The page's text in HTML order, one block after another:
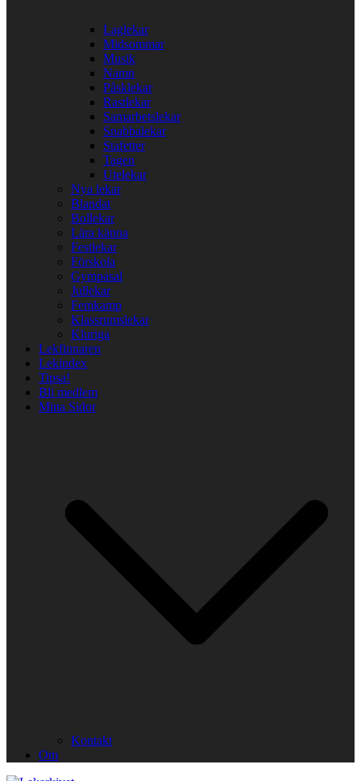
Laglekar
Midsommar
Musik
Namn
Påsklekar
Rastlekar
Samarbetslekar
Snabbalekar
Stafetter
Tagen
Utelekar
Nya lekar
Blandat
Bollekar
Lära känna
Festlekar
Förskola
Gympasal
Jullekar
Femkamp
Klassrumslekar
Kluriga
Lekfinnaren
Lekindex
Tipsa!
Bli medlem
Mina Sidor
Kontakt
Om